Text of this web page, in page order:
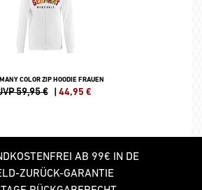
COLOR ZIP HOODIE FRAUEN
59,95 € | 44,95 €
AB 99€ IN DE
ZURÜCK-GARANTIE